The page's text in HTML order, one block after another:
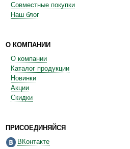
Совместные покупки
Наш блог
О КОМПАНИИ
О компании
Каталог продукции
Новинки
Акции
Скидки
ПРИСОЕДИНЯЙСЯ
ВКонтакте